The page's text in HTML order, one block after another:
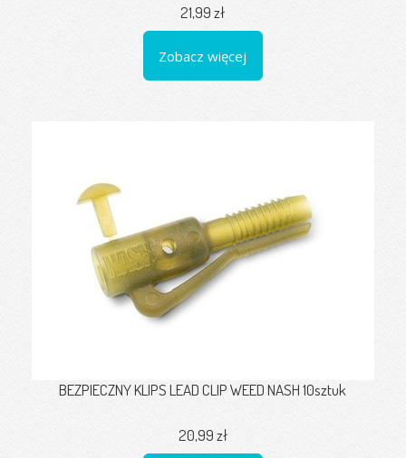
21,99 zł
Zobacz więcej
BEZPIECZNY KLIPS LEAD CLIP WEED NASH 10sztuk
20,99 zł